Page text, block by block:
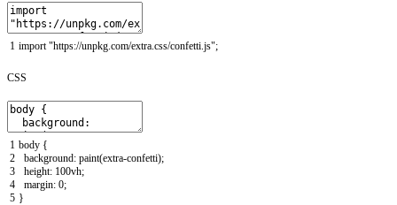
1 import "https://unpkg.com/extra.css/confetti.js";
CSS
1
2
3
4
5
body {
background: paint(extra-confetti);
height: 100vh;
margin: 0;
}